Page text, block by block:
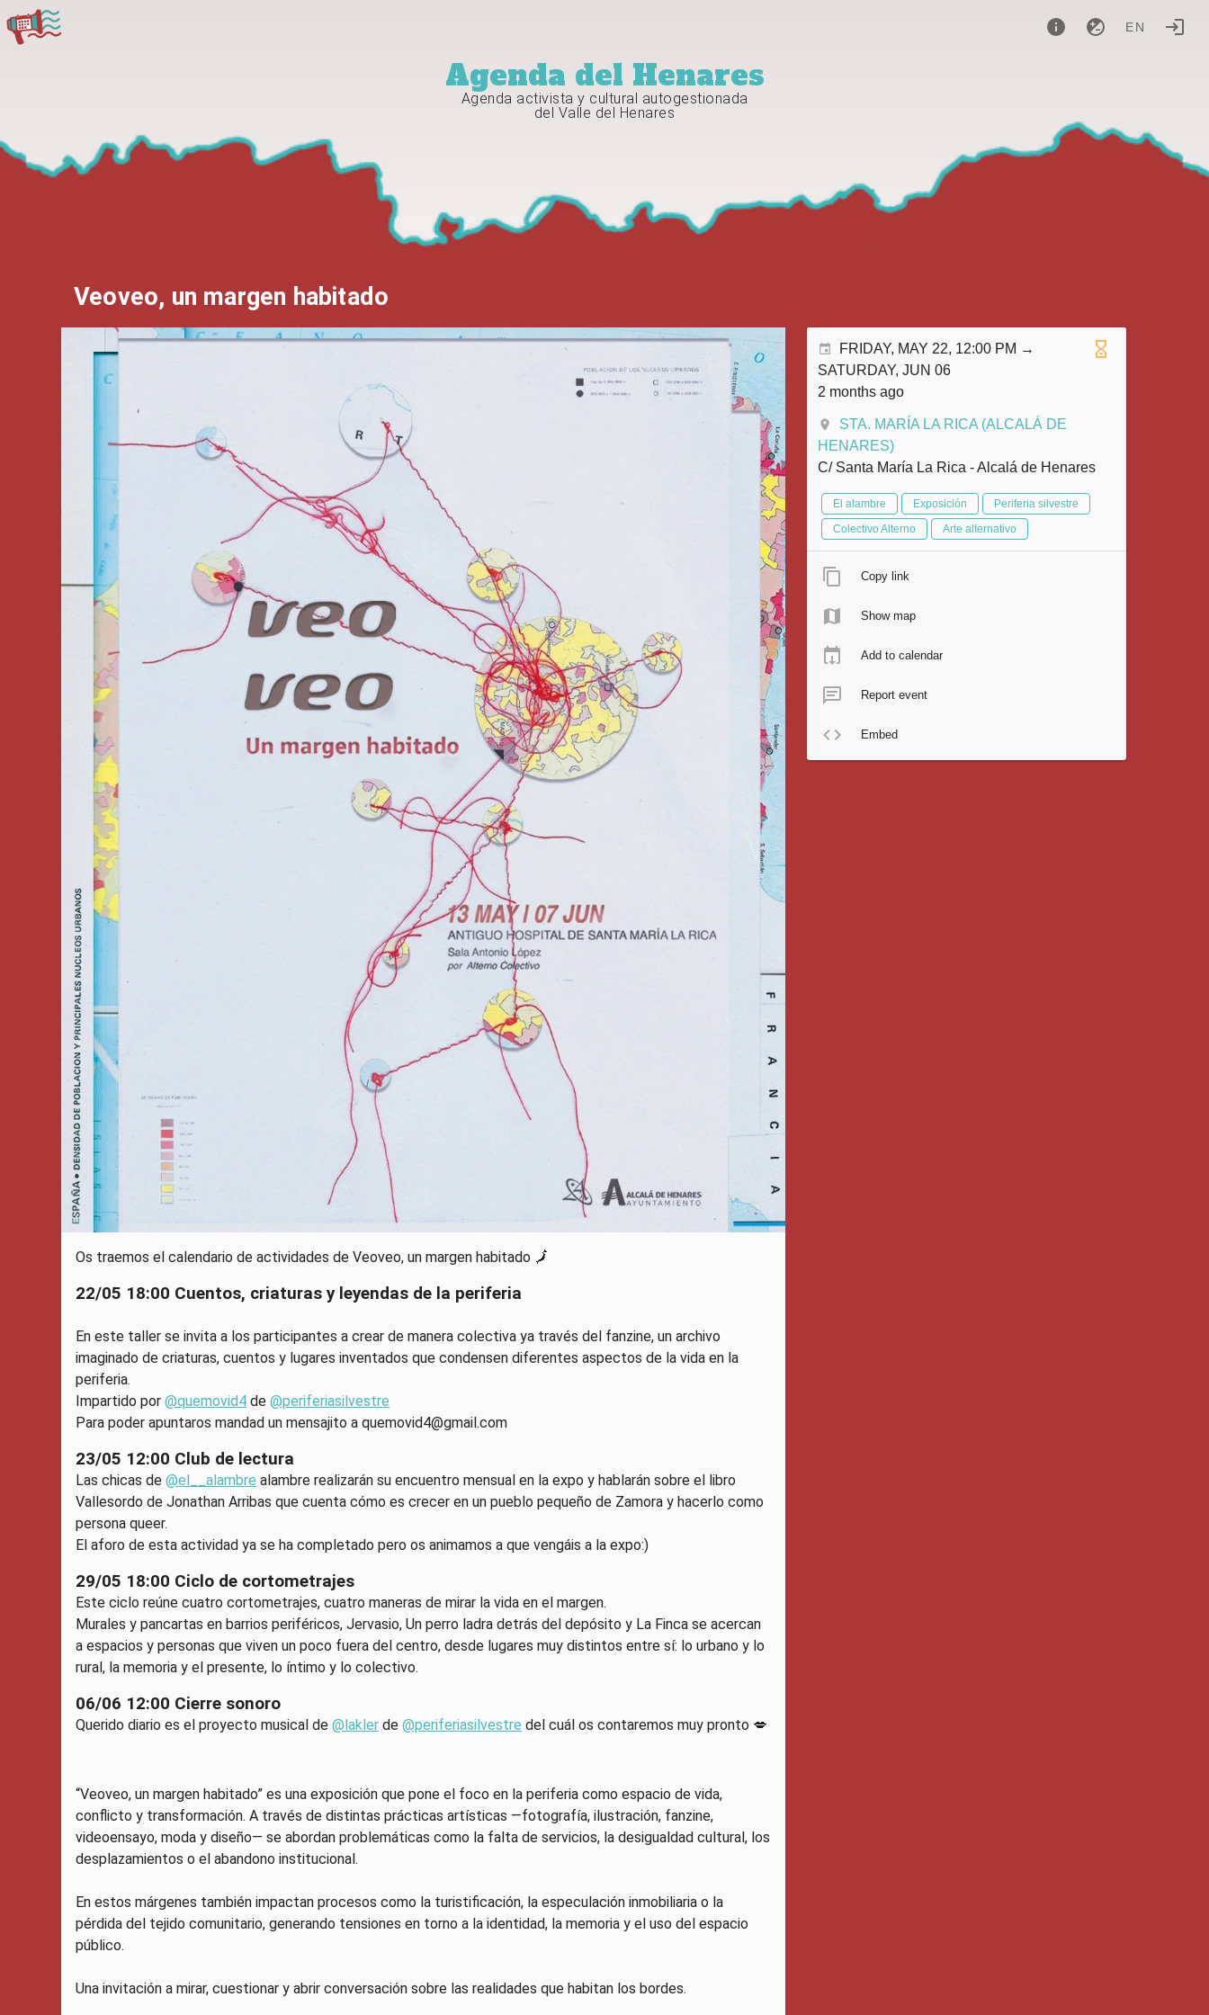
EN
Agenda del Henares
Agenda activista y cultural autogestionada
del Valle del Henares
Veoveo, un margen habitado
Os traemos el calendario de actividades de Veoveo, un margen habitado 🗾
22/05 18:00 Cuentos, criaturas y leyendas de la periferia
En este taller se invita a los participantes a crear de manera colectiva ya través del fanzine, un archivo
imaginado de criaturas, cuentos y lugares inventados que condensen diferentes aspectos de la vida en la
periferia.
Impartido por @quemovid4 de @periferiasilvestre
Para poder apuntaros mandad un mensajito a quemovid4@gmail.com
23/05 12:00 Club de lectura
Las chicas de @el__alambre alambre realizarán su encuentro mensual en la expo y hablarán sobre el libro
Vallesordo de Jonathan Arribas que cuenta cómo es crecer en un pueblo pequeño de Zamora y hacerlo como
persona queer.
El aforo de esta actividad ya se ha completado pero os animamos a que vengáis a la expo:)
29/05 18:00 Ciclo de cortometrajes
Este ciclo reúne cuatro cortometrajes, cuatro maneras de mirar la vida en el margen.
Murales y pancartas en barrios periféricos, Jervasio, Un perro ladra detrás del depósito y La Finca se acercan
a espacios y personas que viven un poco fuera del centro, desde lugares muy distintos entre sí: lo urbano y lo
rural, la memoria y el presente, lo íntimo y lo colectivo.
06/06 12:00 Cierre sonoro
Querido diario es el proyecto musical de @lakler de @periferiasilvestre del cuál os contaremos muy pronto 💋
“Veoveo, un margen habitado” es una exposición que pone el foco en la periferia como espacio de vida,
conflicto y transformación. A través de distintas prácticas artísticas —fotografía, ilustración, fanzine,
videoensayo, moda y diseño— se abordan problemáticas como la falta de servicios, la desigualdad cultural, los
desplazamientos o el abandono institucional.
En estos márgenes también impactan procesos como la turistificación, la especulación inmobiliaria o la
pérdida del tejido comunitario, generando tensiones en torno a la identidad, la memoria y el uso del espacio
público.
Una invitación a mirar, cuestionar y abrir conversación sobre las realidades que habitan los bordes.
FRIDAY, MAY 22, 12:00 PM →
SATURDAY, JUN 06
2 months ago
STA. MARÍA LA RICA (ALCALÁ DE
HENARES)
C/ Santa María La Rica - Alcalá de Henares
El alambre Exposición
Periferia silvestre
Colectivo Alterno
Arte alternativo
Copy link
Show map
Add to calendar
Report event
Embed